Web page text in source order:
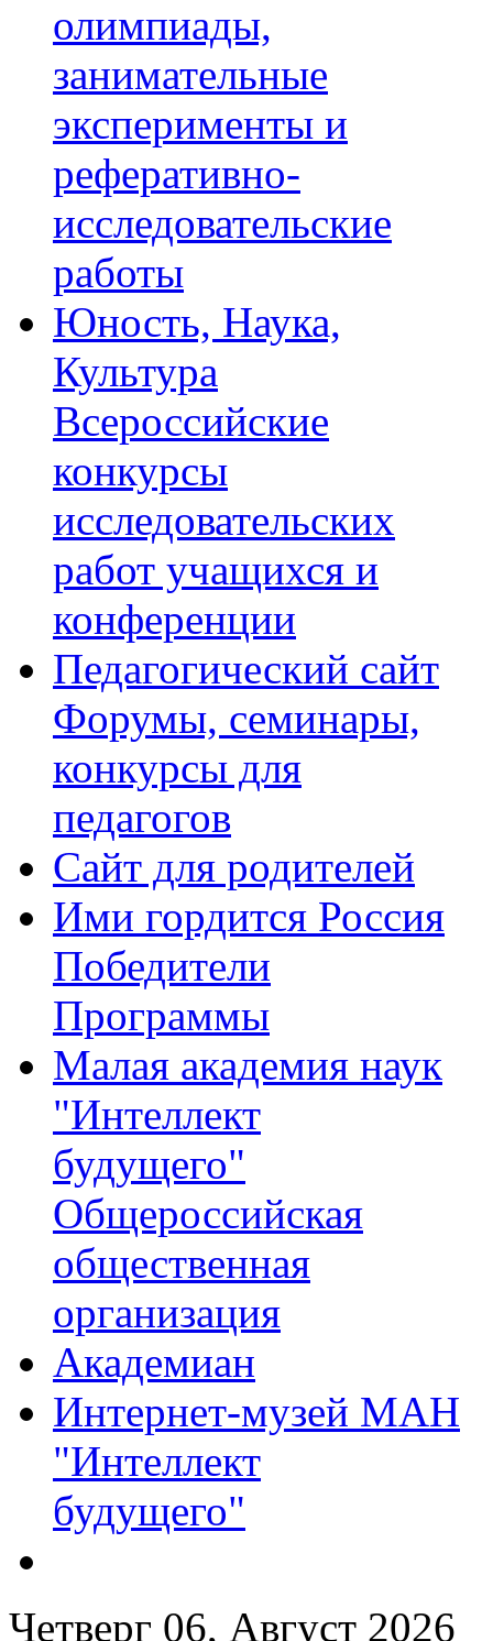
олимпиады,
занимательные
эксперименты и
реферативно-
исследовательские
работы
Юность, Наука,
Культура
Всероссийские
конкурсы
исследовательских
работ учащихся и
конференции
Педагогический сайт
Форумы, семинары,
конкурсы для
педагогов
Сайт для родителей
Ими гордится Россия
Победители
Программы
Малая академия наук
"Интеллект
будущего"
Общероссийская
общественная
организация
Академиан
Интернет-музей МАН
"Интеллект
будущего"
Четверг 06, Август 2026